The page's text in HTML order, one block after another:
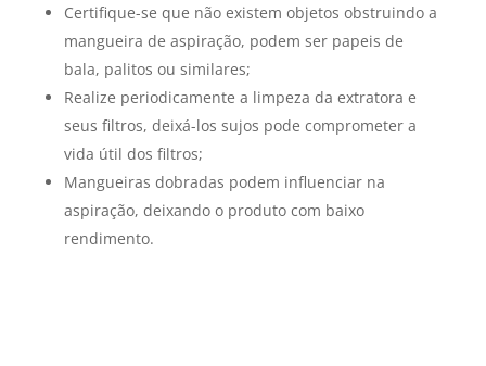
Certifique-se que não existem objetos obstruindo a
mangueira de aspiração, podem ser papeis de
bala, palitos ou similares;
Realize periodicamente a limpeza da extratora e
seus filtros, deixá-los sujos pode comprometer a
vida útil dos filtros;
Mangueiras dobradas podem influenciar na
aspiração, deixando o produto com baixo
rendimento.